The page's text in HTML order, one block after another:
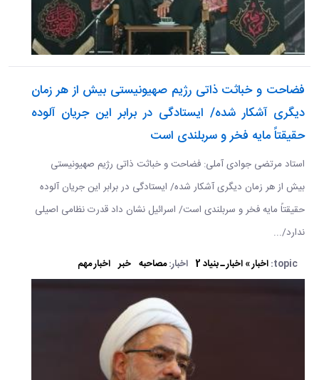
فضاحت و خباثت ذاتی رژیم صهیونیستی بیش از هر زمان
دیگری آشکار شده/ ایستادگی در برابر این جریان آلوده
حقیقتاً مایه فخر و سربلندی است
استاد مرتضی جوادی آملی: فضاحت و خباثت ذاتی رژیم صهیونیستی
بیش از هر زمان دیگری آشکار شده/ ایستادگی در برابر این جریان آلوده
حقیقتاً مایه فخر و سربلندی است/ اسرائیل نشان داد قدرت نظامی اصیلی
ندارد/...
topic: اخبار » اخبار ـ بنیاد 2 اخبار:مصاحبه خبر اخبار مهم